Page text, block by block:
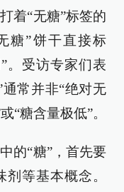
着“无糖”标签的
糖”饼干直接标
。受访专家们表
常并非“绝对无
“糖含量极低”。
的“糖”，首先要
等基本概念。